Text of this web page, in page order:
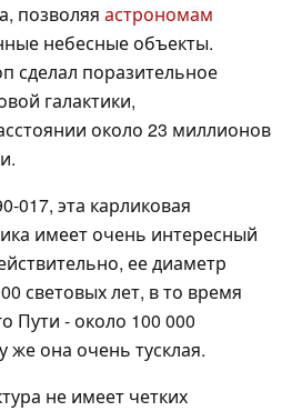
позволяя астрономам
небесные объекты.
сделал поразительное
галактики,
около 23 миллионов
017, эта карликовая
имеет очень интересный
ее диаметр
световых лет, в то время
Пути - около 100 000
же она очень тусклая.
не имеет четких